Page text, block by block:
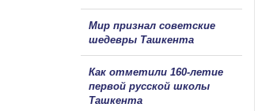
Мир признал советские
шедевры Ташкента
Как отметили 160-летие
первой русской школы
Ташкента